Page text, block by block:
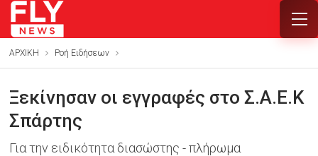
ΑΡΧΙΚΗ Ροή Ειδήσεων
Ξεκίνησαν οι εγγραφές στο Σ.Α.Ε.Κ
Σπάρτης
Για την ειδικότητα διασώστης - πλήρωμα